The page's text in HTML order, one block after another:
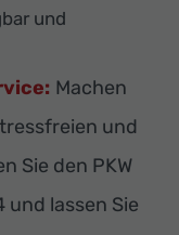
und
Machen
und
Sie den PKW
lassen Sie